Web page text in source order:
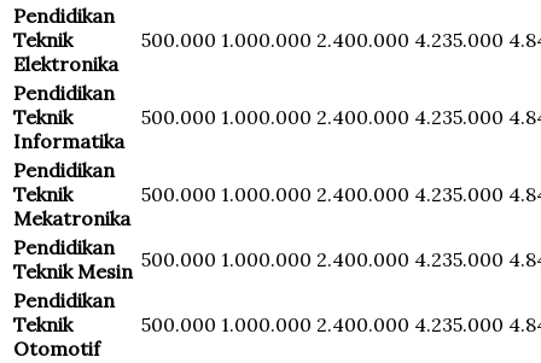
Pendidikan
Teknik
Elektronika
500.000 1.000.000 2.400.000 4.235.000
Pendidikan
Teknik
Informatika
500.000 1.000.000 2.400.000 4.235.000
Pendidikan
Teknik
Mekatronika
500.000 1.000.000 2.400.000 4.235.000
Pendidikan
Teknik Mesin 500.000 1.000.000 2.400.000 4.235.000
Pendidikan
Teknik
Otomotif
500.000 1.000.000 2.400.000 4.235.000